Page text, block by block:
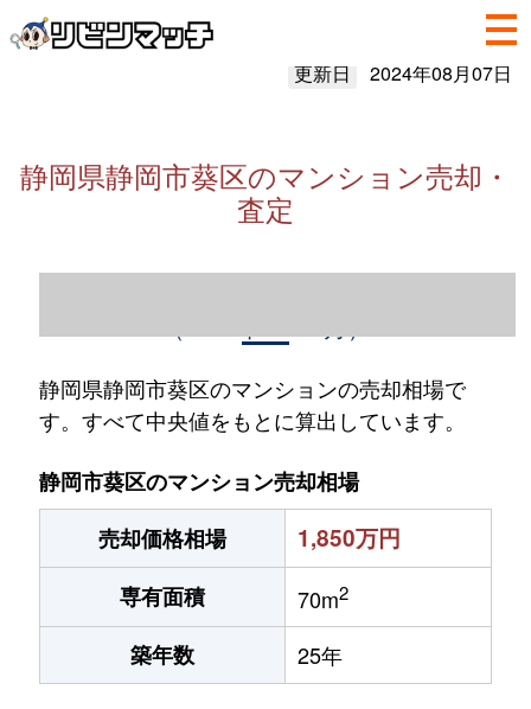
更新日 2024年08月07日
静岡県静岡市葵区のマンション売却・
査定
静岡県静岡市葵区のマンションの売却相場で
す。すべて中央値をもとに算出しています。
静岡市葵区のマンション売却相場
売却価格相場
1,850万円
専有面積 70m2
築年数 25年